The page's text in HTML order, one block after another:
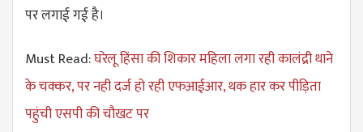
पर लगाई गई है।
Must Read:घरेलू हिंसा की शिकार महिला लगा रही कालंद्री थाने
के चक्कर, पर नही दर्ज हो रही एफआईआर, थक हार कर पीड़िता
पहुंची एसपी की चौखट पर